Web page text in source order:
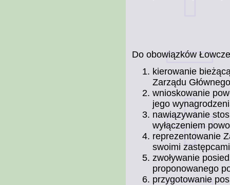
Do obowiązków
kierowanie
Zarządu
wnioskowanie
jego
nawiązywanie
wyłączeniem
reprezentowanie
swoimi
zwoływanie
proponowanego
przygotowanie